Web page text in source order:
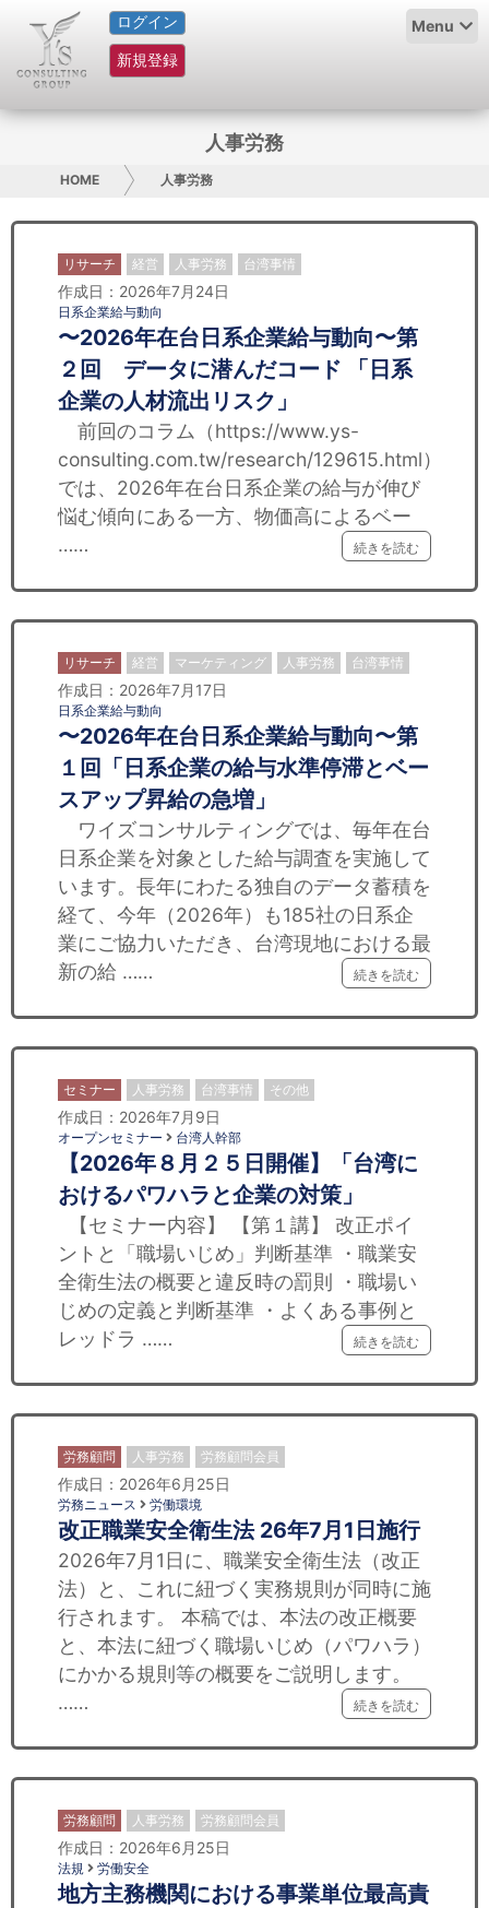
ログイン
新規登録
Menu
HOME
サービス紹介
グループ概要
お問い合わせ
日本人にPR
コンサルティング
リサーチ
セミナー
経済ニュース
ＩＴ
飲食店情報
人事労務
HOME 人事労務
リサーチ 経営 人事労務 台湾事情
作成日：2026年7月24日
日系企業給与動向
〜2026年在台日系企業給与動向〜第
２回 データに潜んだコード 「日系
企業の人材流出リスク」
前回のコラム（https://www.ys-
consulting.com.tw/research/129615.html）
では、2026年在台日系企業の給与が伸び
悩む傾向にある一方、物価高によるベー
……
続きを読む
リサーチ 経営 マーケティング 人事労務 台湾事情
作成日：2026年7月17日
日系企業給与動向
〜2026年在台日系企業給与動向〜第
１回「日系企業の給与水準停滞とベー
スアップ昇給の急増」
ワイズコンサルティングでは、毎年在台
日系企業を対象とした給与調査を実施して
います。長年にわたる独自のデータ蓄積を
経て、今年（2026年）も185社の日系企
業にご協力いただき、台湾現地における最
新の給 ……
続きを読む
セミナー 人事労務 台湾事情 その他
作成日：2026年7月9日
オープンセミナー 台湾人幹部
【2026年８月２５日開催】「台湾に
おけるパワハラと企業の対策」
【セミナー内容】 【第１講】 改正ポイ
ントと「職場いじめ」判断基準 ・職業安
全衛生法の概要と違反時の罰則 ・職場い
じめの定義と判断基準 ・よくある事例と
レッドラ ……
続きを読む
労務顧問 人事労務 労務顧問会員
作成日：2026年6月25日
労務ニュース 労働環境
改正職業安全衛生法 26年7月1日施行
2026年7月1日に、職業安全衛生法（改正
法）と、これに紐づく実務規則が同時に施
行されます。 本稿では、本法の改正概要
と、本法に紐づく職場いじめ（パワハラ）
にかかる規則等の概要をご説明します。
……
続きを読む
労務顧問 人事労務 労務顧問会員
作成日：2026年6月25日
法規 労働安全
地方主務機関における事業単位最高責